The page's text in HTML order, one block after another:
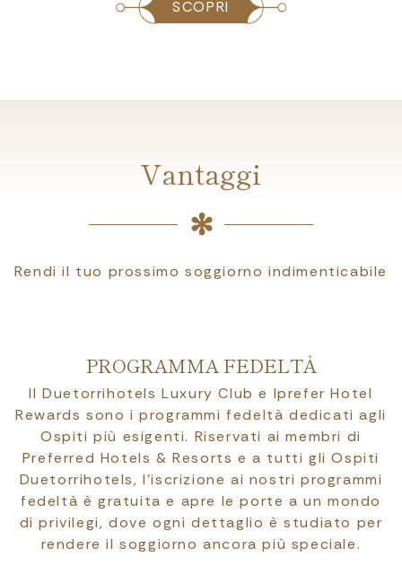
SCOPRI
Vantaggi
Rendi il tuo prossimo soggiorno indimenticabile
PROGRAMMA FEDELTÀ
Il Duetorrihotels Luxury Club e Iprefer Hotel
Rewards sono i programmi fedeltà dedicati agli
Ospiti più esigenti. Riservati ai membri di
Preferred Hotels & Resorts e a tutti gli Ospiti
Duetorrihotels, l’iscrizione ai nostri programmi
fedeltà è gratuita e apre le porte a un mondo
di privilegi, dove ogni dettaglio è studiato per
rendere il soggiorno ancora più speciale.